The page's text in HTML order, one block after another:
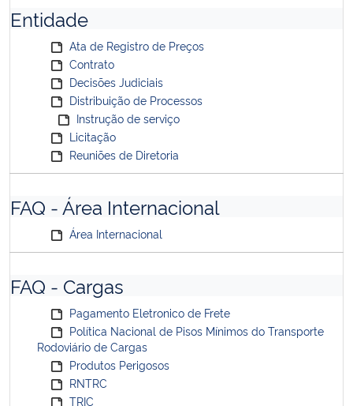
Entidade
Ata de Registro de Preços
Contrato
Decisões Judiciais
Distribuição de Processos
Instrução de serviço
Licitação
Reuniões de Diretoria
FAQ - Área Internacional
Área Internacional
FAQ - Cargas
Pagamento Eletronico de Frete
Política Nacional de Pisos Mínimos do Transporte
Rodoviário de Cargas
Produtos Perigosos
RNTRC
TRIC